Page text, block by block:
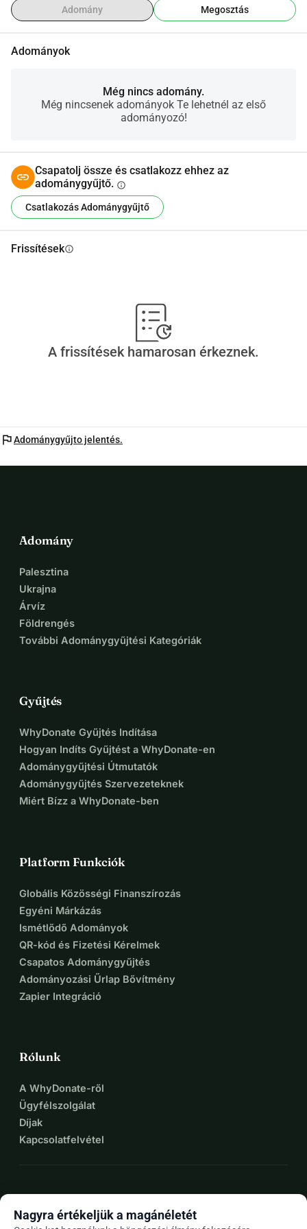
Adomány Megosztás
Adományok
Még nincs adomány.
Még nincsenek adományok Te lehetnél az első
adományozó!
Csapatolj össze és csatlakozz ehhez az
adománygyűjtő. info
Csatlakozás Adománygyűjtő
Frissítésekinfo
A frissítések hamarosan érkeznek.
flagAdománygyűjto jelentés.
Adomány
Palesztina
Ukrajna
Árvíz
Földrengés
További Adománygyűjtési Kategóriák
Gyűjtés
WhyDonate Gyűjtés Indítása
Hogyan Indíts Gyűjtést a WhyDonate-en
Adománygyűjtési Útmutatók
Adománygyűjtés Szervezeteknek
Miért Bízz a WhyDonate-ben
Platform Funkciók
Globális Közösségi Finanszírozás
Egyéni Márkázás
Ismétlődő Adományok
QR-kód és Fizetési Kérelmek
Csapatos Adománygyűjtés
Adományozási Űrlap Bővítmény
Zapier Integráció
Rólunk
A WhyDonate-ről
Ügyfélszolgálat
Díjak
Kapcsolatfelvétel
Nagyra értékeljük a magánéletét